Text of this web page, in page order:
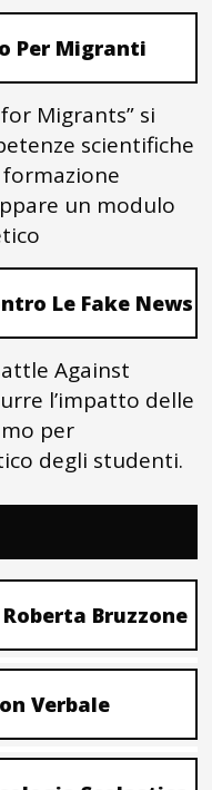
Per Migranti
Migrants” si
scientifiche
un modulo
Le Fake News
Against
l’impatto delle
per
degli studenti.
Bruzzone
Verbale